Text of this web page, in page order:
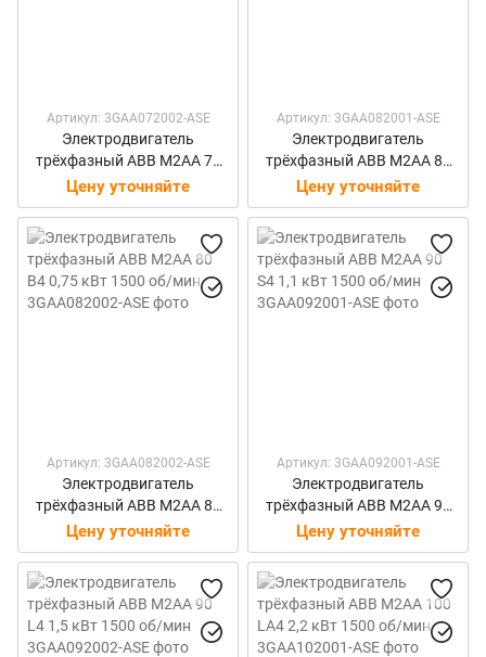
Артикул: 3GAA072002-ASE
Электродвигатель
трёхфазный ABB M2AA 71
B4 0,37 кВт 1500 об/мин
Цену уточняйте
Артикул: 3GAA082001-ASE
Электродвигатель
трёхфазный ABB M2AA 80
A4 0,55 кВт 1500 об/мин
Цену уточняйте
Артикул: 3GAA082002-ASE
Электродвигатель
трёхфазный ABB M2AA 80
B4 0,75 кВт 1500 об/мин
Цену уточняйте
Артикул: 3GAA092001-ASE
Электродвигатель
трёхфазный ABB M2AA 90
S4 1,1 кВт 1500 об/мин
Цену уточняйте